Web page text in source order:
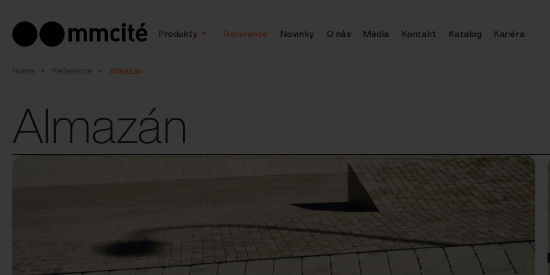
Produkty Reference Novinky O nás Média Kontakt Katalog Kariéra
Home Reference Almazán
Almazán